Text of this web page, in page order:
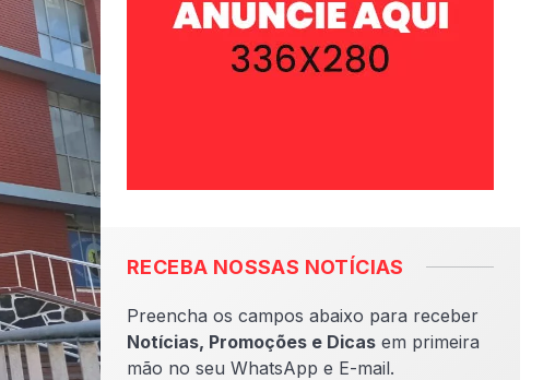
RECEBA NOSSAS NOTÍCIAS
Preencha os campos abaixo para receber
Notícias, Promoções e Dicas em primeira
mão no seu WhatsApp e E-mail.